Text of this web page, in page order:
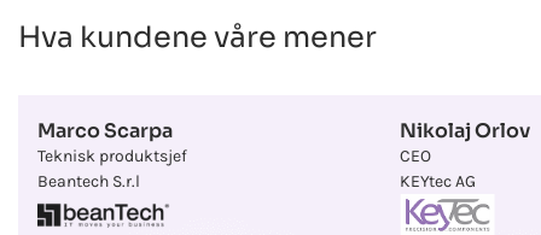
Hva kundene våre mener
Marco Scarpa
Teknisk produktsjef
Beantech S.r.l
Nikolaj Orlov
CEO
KEYtec AG